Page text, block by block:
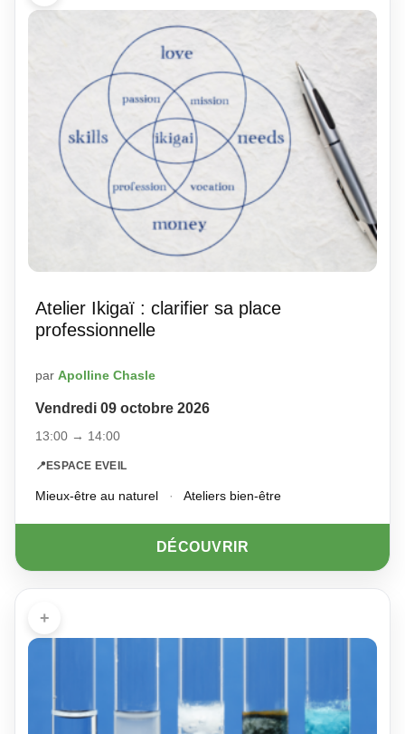
Atelier Ikigaï : clarifier sa place
professionnelle
par Apolline Chasle
Vendredi 09 octobre 2026
13:00 → 14:00
📍 ESPACE EVEIL
Mieux-être au naturel · Ateliers bien-être
DÉCOUVRIR
+